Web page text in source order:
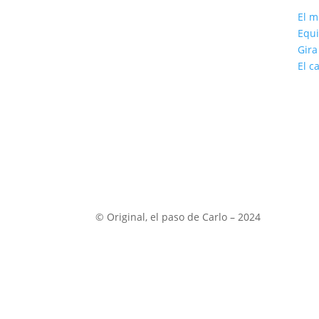
El
Gira
El
© Original, el paso de Carlo – 2024